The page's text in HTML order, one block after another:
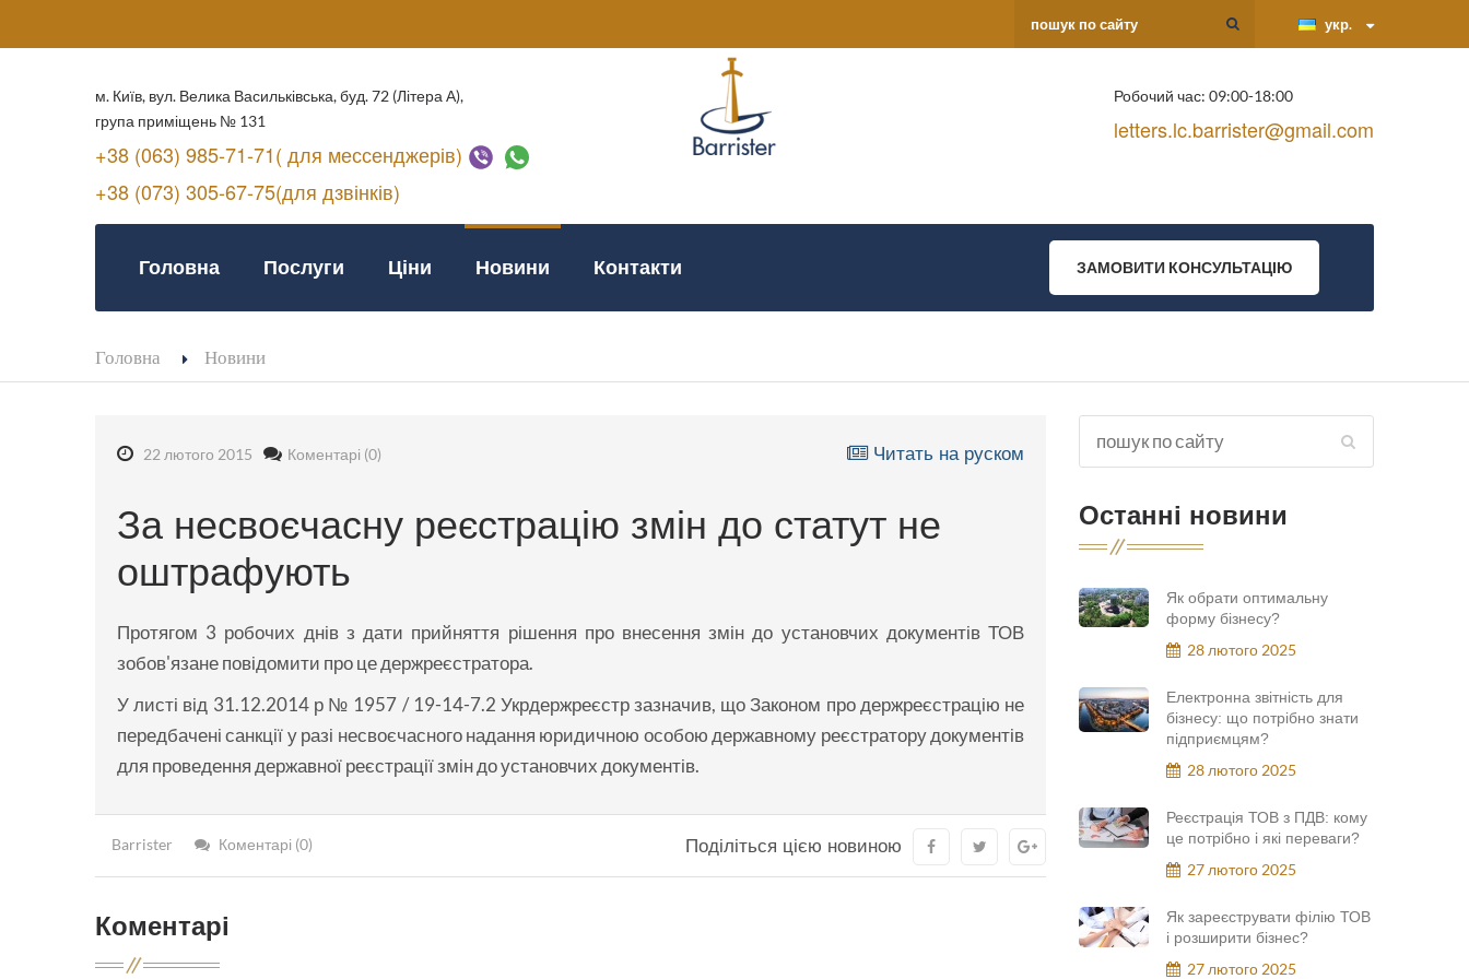
укр.
м. Київ, вул. Велика Васильківська, буд. 72 (Літера А),
група приміщень № 131
+38 (063) 985-71-71( для мессенджерів)
+38 (073) 305-67-75(для дзвінків)
Робочий час: 09:00-18:00
letters.lc.barrister@gmail.com
Головна Послуги Ціни Новини Контакти ЗАМОВИТИ КОНСУЛЬТАЦІЮ
Головна Новини
22 лютого 2015 Коментарі (0) Читать на руском
За несвоєчасну реєстрацію змін до статут не
оштрафують
Протягом 3 робочих днів з дати прийняття рішення про внесення змін до установчих документів ТОВ
зобов'язане повідомити про це держреєстратора.
У листі від 31.12.2014 р № 1957 / 19-14-7.2 Укрдержреєстр зазначив, що Законом про держреєстрацію не
передбачені санкції у разі несвоєчасного надання юридичною особою державному реєстратору документів
для проведення державної реєстрації змін до установчих документів.
Barrister Коментарі (0) Поділіться цією новиною
Коментарі
Останні новини
Як обрати оптимальну
форму бізнесу?
28 лютого 2025
Електронна звітність для
бізнесу: що потрібно знати
підприємцям?
28 лютого 2025
Реєстрація ТОВ з ПДВ: кому
це потрібно і які переваги?
27 лютого 2025
Як зареєструвати філію ТОВ
і розширити бізнес?
27 лютого 2025